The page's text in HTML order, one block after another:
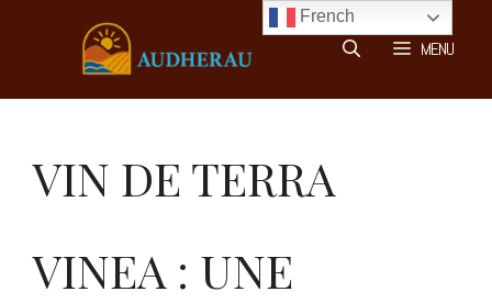
MENU
VIN DE TERRA
VINEA : UNE
French